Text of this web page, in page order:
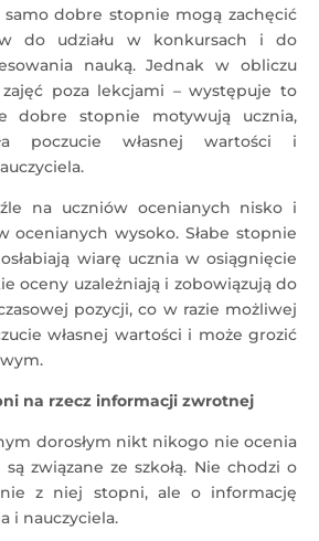
samo dobre stopnie mogą zachęcić
do udziału w konkursach i do
nauką. Jednak w obliczu
poza lekcjami – występuje to
dobre stopnie motywują ucznia,
poczucie własnej wartości i
źle na uczniów ocenianych nisko i
ocenianych wysoko. Słabe stopnie
wiarę ucznia w osiągnięcie
oceny uzależniają i zobowiązują do
pozycji, co w razie możliwej
własnej wartości i może grozić
na rzecz informacji zwrotnej
dorosłym nikt nikogo nie ocenia
związane ze szkołą. Nie chodzi o
z niej stopni, ale o informację
i nauczyciela.